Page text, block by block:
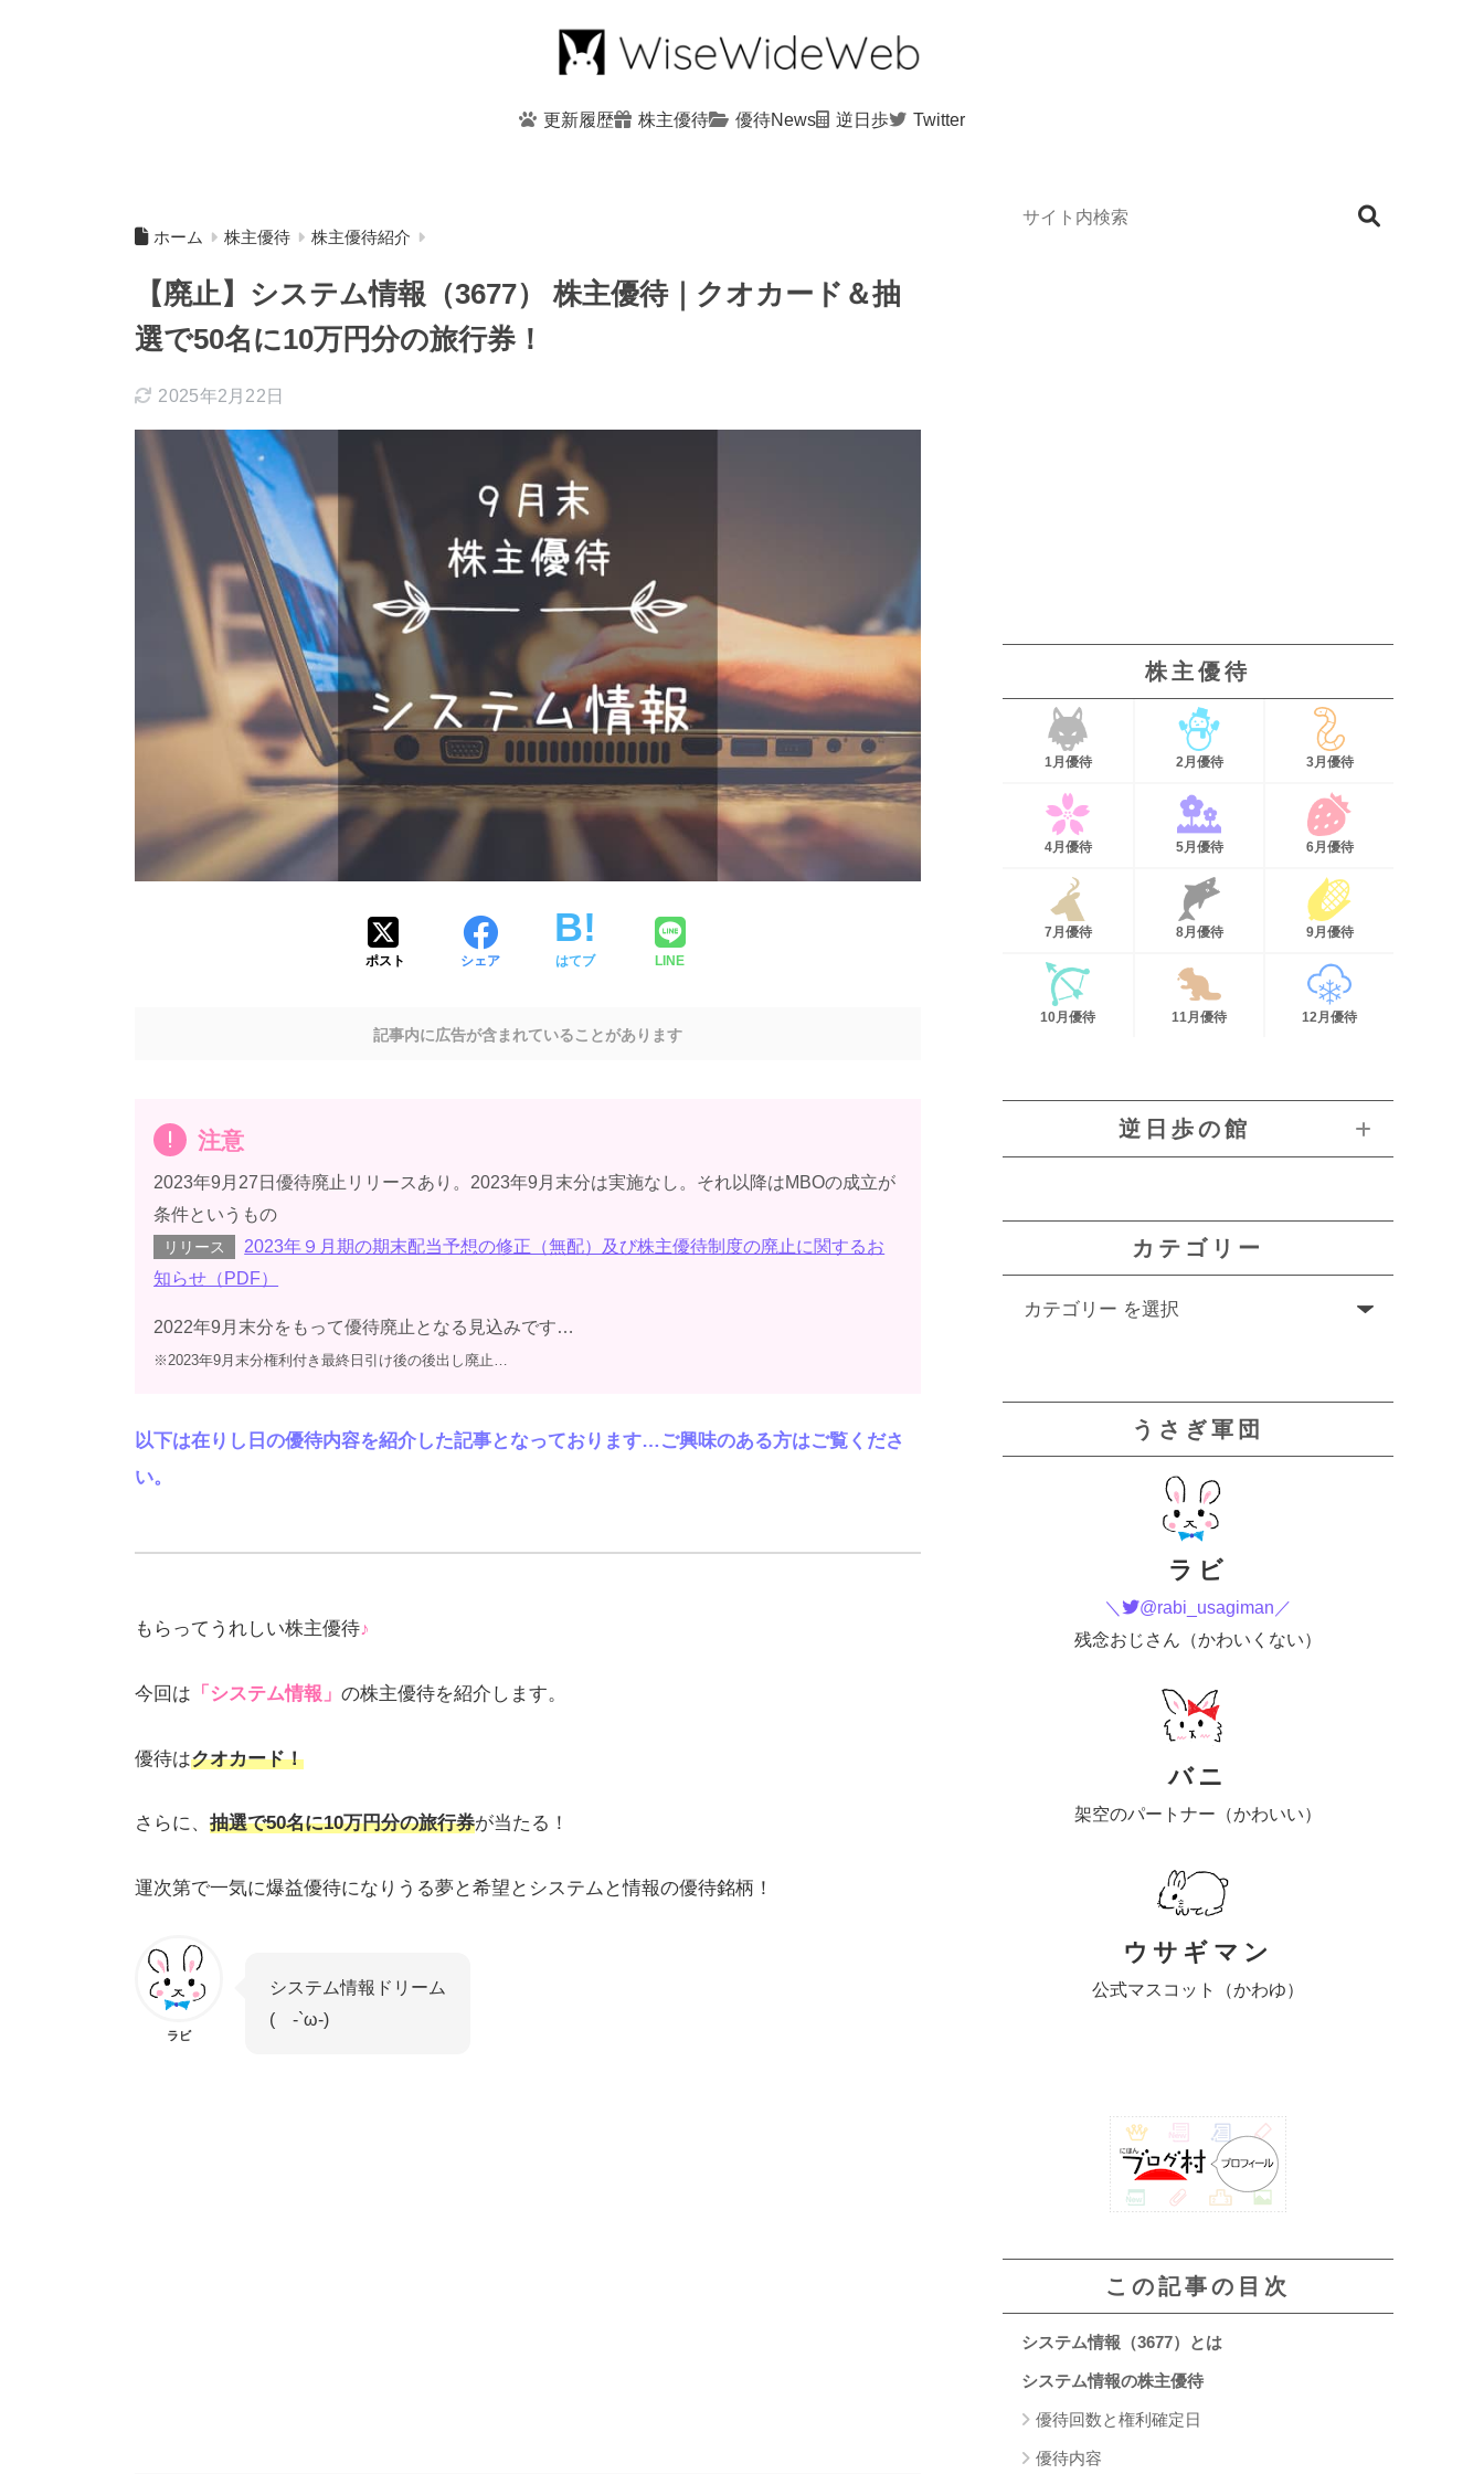
更新履歴 株主優待 優待News 逆日歩 Twitter
ホーム 株主優待 株主優待紹介
【廃止】システム情報（3677） 株主優待｜クオカード＆抽
選で50名に10万円分の旅行券！
2025年2月22日
ポスト シェア はてブ LINE
記事内に広告が含まれていることがあります
注意
2023年9月27日優待廃止リリースあり。2023年9月末分は実施なし。それ以降はMBOの成立が
条件というもの
リリース
2023年９月期の期末配当予想の修正（無配）及び株主優待制度の廃止に関するお
知らせ（PDF）
2022年9月末分をもって優待廃止となる見込みです…
※2023年9月末分権利付き最終日引け後の後出し廃止…
以下は在りし日の優待内容を紹介した記事となっております…ご興味のある方はご覧くださ
い。
もらってうれしい株主優待♪
今回は 「システム情報」 の株主優待を紹介します。
優待はクオカード！
さらに、 抽選で50名に10万円分の旅行券が当たる！
運次第で一気に爆益優待になりうる夢と希望とシステムと情報の優待銘柄！
ラビ
システム情報ドリーム
( -`ω-)
株主優待
1月優待 2月優待 3月優待
4月優待 5月優待 6月優待
7月優待 8月優待 9月優待
10月優待 11月優待 12月優待
逆日歩の館
カテゴリー
うさぎ軍団
ラビ
＼
@rabi_usagiman／
残念おじさん（かわいくない）
バニ
架空のパートナー（かわいい）
ウサギマン
公式マスコット（かわゆ）
この記事の目次
システム情報（3677）とは
システム情報の株主優待
優待回数と権利確定日
優待内容